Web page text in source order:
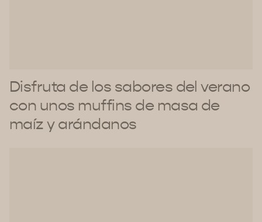
Disfruta de los sabores del verano
con unos muffins de masa de
maíz y arándanos